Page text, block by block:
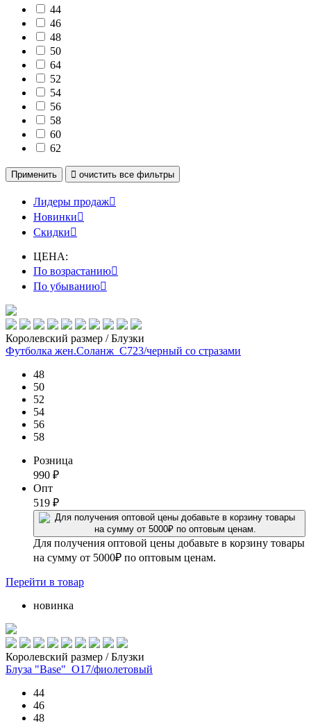
44
46
48
50
64
52
54
56
58
60
62
Применить  очистить все фильтры
Лидеры продаж
Новинки
Скидки
ЦЕНА:
По возрастанию
По убыванию
Королевский размер / Блузки
Футболка жен.Соланж_С723/черный со стразами
48
50
52
54
56
58
Розница
990 ₽
Опт
519 ₽
Для получения оптовой цены добавьте в корзину товары
на сумму от 5000₽ по оптовым ценам.
Перейти в товар
новинка
Королевский размер / Блузки
Блуза "Base"_О17/фиолетовый
44
46
48